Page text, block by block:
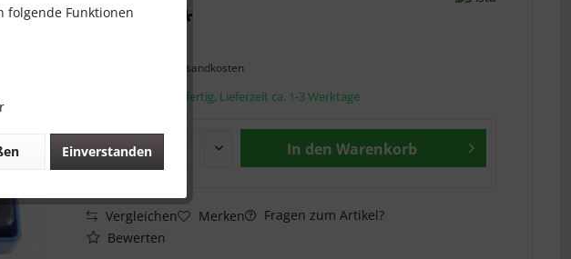
15,00 € *
zzgl. Versandkosten
Sofort versandfertig, Lieferzeit ca. 1-3 Werktage
In den Warenkorb
Vergleichen Merken
Fragen zum Artikel?
Bewerten
folgende Funktionen
Einverstanden